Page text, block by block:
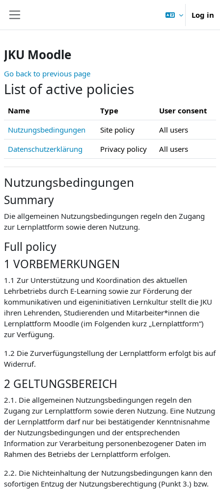
Log in
JKU Moodle
Go back to previous page
List of active policies
Name Type
User consent
Nutzungsbedingungen
Site policy
All users
Datenschutzerklärung
Privacy policy All users
Nutzungsbedingungen
Summary
Die allgemeinen Nutzungsbedingungen regeln den Zugang
zur Lernplattform sowie deren Nutzung.
Full policy
1 VORBEMERKUNGEN
1.1 Zur Unterstützung und Koordination des aktuellen
Lehrbetriebs durch E-Learning sowie zur Förderung der
kommunikativen und eigeninitiativen Lernkultur stellt die JKU
ihren Lehrenden, Studierenden und Mitarbeiter*innen die
Lernplattform Moodle (im Folgenden kurz „Lernplattform“)
zur Verfügung.
1.2 Die Zurverfügungstellung der Lernplattform erfolgt bis auf
Widerruf.
2 GELTUNGSBEREICH
2.1. Die allgemeinen Nutzungsbedingungen regeln den
Zugang zur Lernplattform sowie deren Nutzung. Eine Nutzung
der Lernplattform darf nur bei bestätigender Kenntnisnahme
der Nutzungsbedingungen und der entsprechenden
Information zur Verarbeitung personenbezogener Daten im
Rahmen des Betriebs der Lernplattform erfolgen.
2.2. Die Nichteinhaltung der Nutzungsbedingungen kann den
sofortigen Entzug der Nutzungsberechtigung (Punkt 3.) bzw.